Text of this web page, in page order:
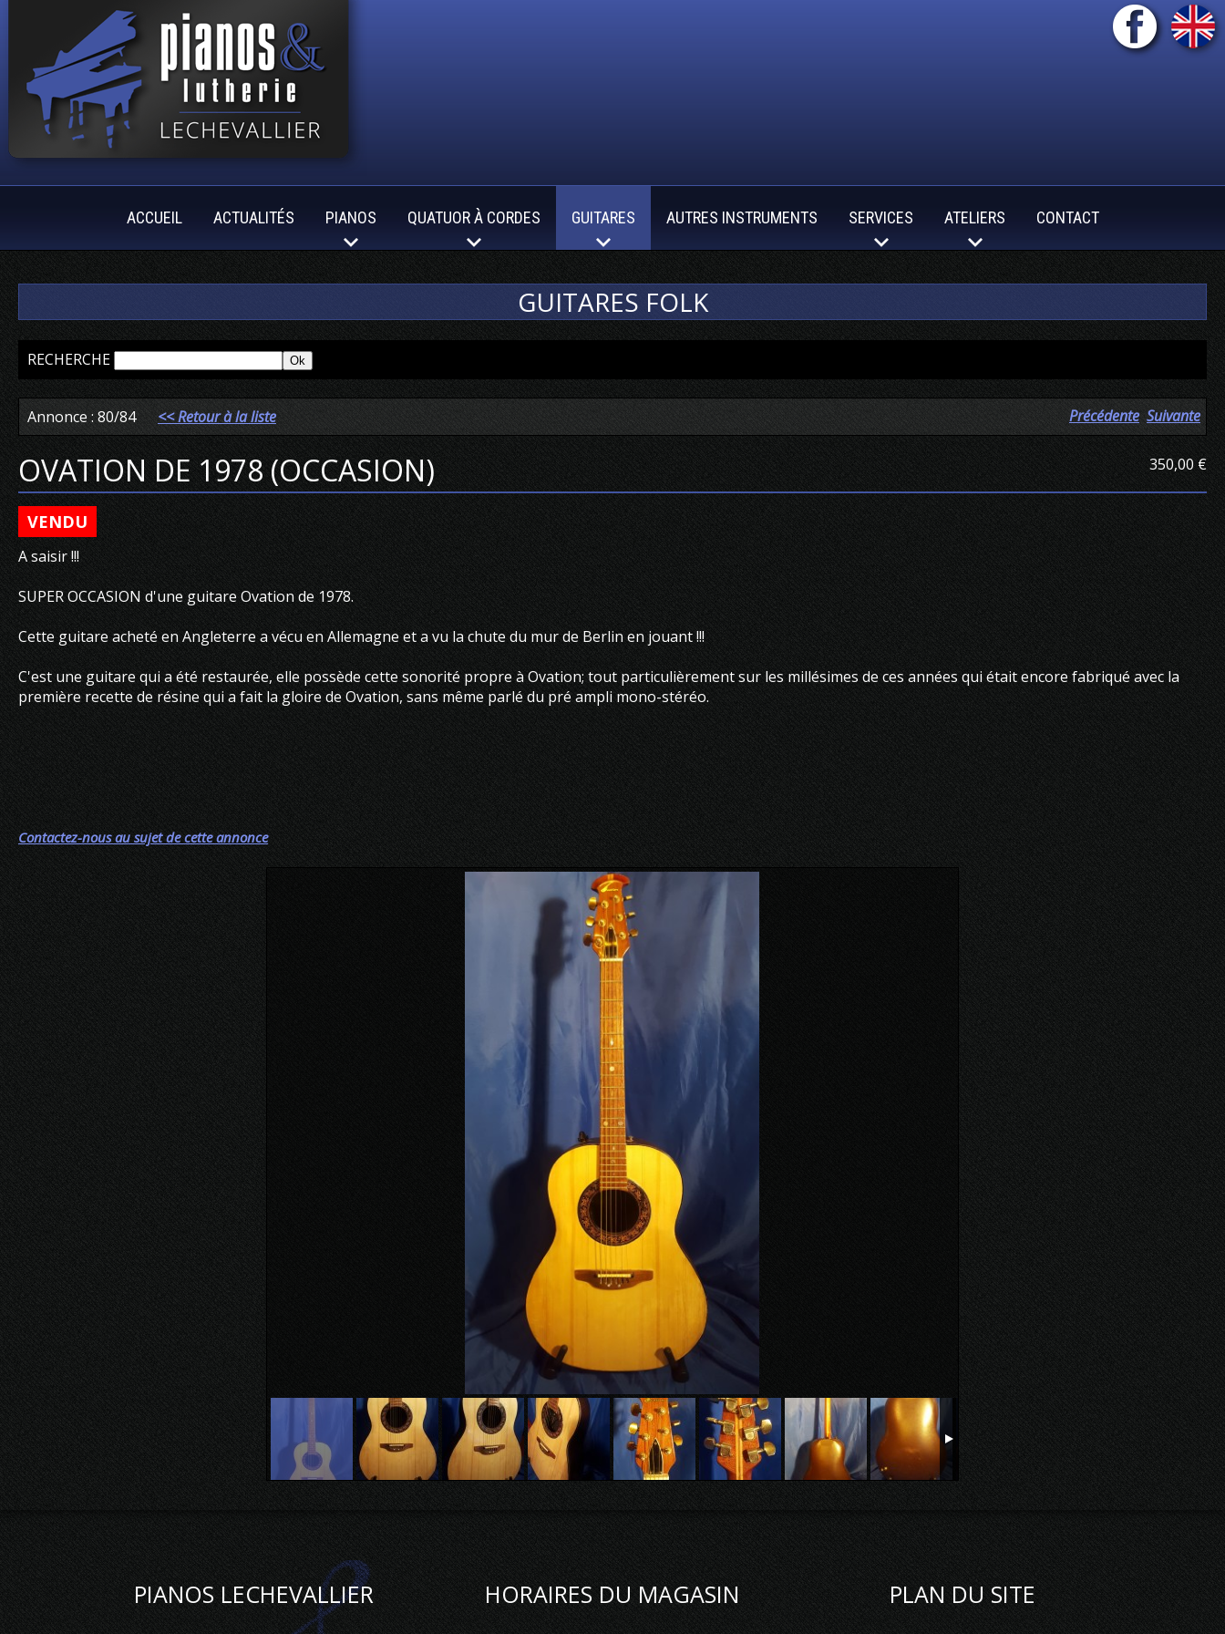
ACCUEIL ACTUALITÉS PIANOS QUATUOR À CORDES GUITARES AUTRES INSTRUMENTS SERVICES ATELIERS CONTACT
GUITARES FOLK
RECHERCHE
Annonce : 80/84 << Retour à la liste Précédente Suivante
350,00 €
OVATION DE 1978 (OCCASION)
VENDU
A saisir !!!
SUPER OCCASION d'une guitare Ovation de 1978.
Cette guitare acheté en Angleterre a vécu en Allemagne et a vu la chute du mur de Berlin en jouant !!!
C'est une guitare qui a été restaurée, elle possède cette sonorité propre à Ovation; tout particulièrement sur les millésimes de ces années qui était encore fabriqué avec la
première recette de résine qui a fait la gloire de Ovation, sans même parlé du pré ampli mono-stéréo.
Contactez-nous au sujet de cette annonce
PIANOS LECHEVALLIER HORAIRES DU MAGASIN PLAN DU SITE